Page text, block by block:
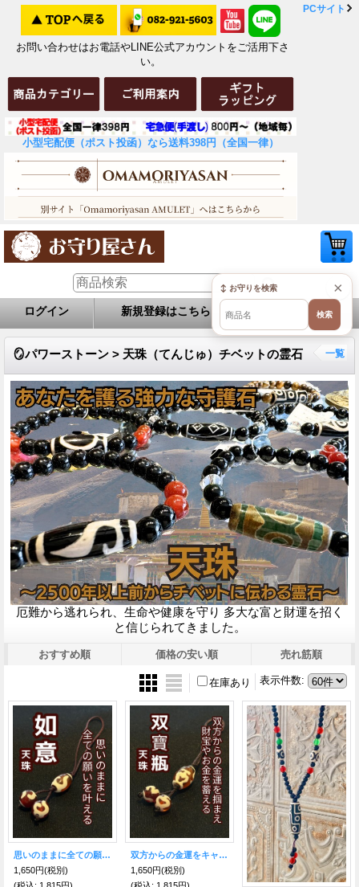
お問い合わせはお電話やLINE公式アカウントをご活用下さ
い。
小型宅配便（ポスト投函）なら送料398円（全国一律）
PCサイト
ログイン 新規登録はこちら お問い合せ
🪞パワーストーン > 天珠（てんじゅ）チベットの霊石
厄難から逃れられ、生命や健康を守り 多大な富と財運を招く
と信じられてきました。
一覧
おすすめ順 価格の安い順 売れ筋順
表示件数:
在庫あり
思いのままに全ての願いを叶える！ 如意 三つの天珠めのうストラップ
1,650円(税別)
双方からの金運をキャッチ！ 財宝やお金を蓄える 双寶瓶 三つの天珠めのうストラップ
1,650円(税別)
×
↕ お守りを検索
検索